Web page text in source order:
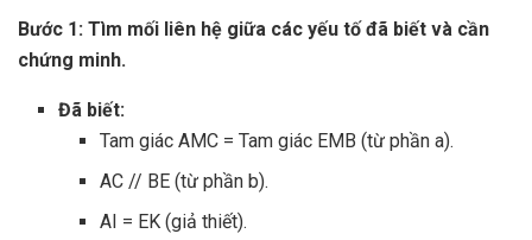
Bước 1: Tìm mối liên hệ giữa các yếu tố đã biết và cần
chứng minh.
Đã biết:
Tam giác AMC = Tam giác EMB (từ phần a).
AC // BE (từ phần b).
AI = EK (giả thiết).